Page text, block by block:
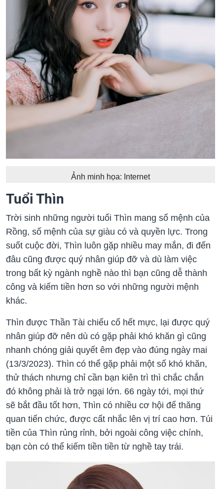
Ảnh minh họa: Internet
Tuổi Thìn
Trời sinh những người tuổi Thìn mang số mệnh của
Rồng, số mệnh của sự giàu có và quyền lực. Trong
suốt cuộc đời, Thìn luôn gặp nhiều may mắn, đi đến
đâu cũng được quý nhân giúp đỡ và dù làm việc
trong bất kỳ ngành nghề nào thì bạn cũng dễ thành
công và kiếm tiền hơn so với những người mệnh
khác.
Thìn được Thần Tài chiếu cố hết mực, lại được quý
nhân giúp đỡ nên dù có gặp phải khó khăn gì cũng
nhanh chóng giải quyết êm đẹp vào đúng ngày mai
(13/3/2023). Thìn có thể gặp phải một số khó khăn,
thử thách nhưng chỉ cần bạn kiên trì thì chắc chắn
đó không phải là trở ngại lớn. 66 ngày tới, mọi thứ
sẽ bắt đầu tốt hơn, Thìn có nhiều cơ hội để thăng
quan tiến chức, được cất nhắc lên vị trí cao hơn. Túi
tiền của Thìn rủng rỉnh, bởi ngoài công việc chính,
bạn còn có thể kiếm tiền tiền từ nghề tay trái.